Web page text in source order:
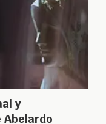
y
Abelardo